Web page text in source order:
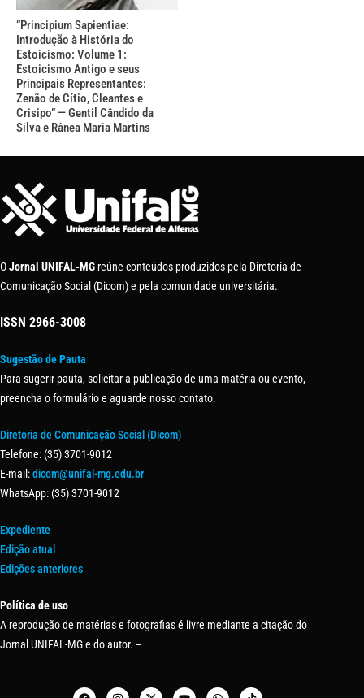
“Principium Sapientiae:
Introdução à História do
Estoicismo: Volume 1:
Estoicismo Antigo e seus
Principais Representantes:
Zenão de Cítio, Cleantes e
Crisipo” — Gentil Cândido da
Silva e Rânea Maria Martins
OJornal UNIFAL-MG reúne conteúdos produzidos pela Diretoria de
Comunicação Social (Dicom) e pela comunidade universitária.
ISSN 2966-3008
Sugestão de Pauta
Para sugerir pauta, solicitar a publicação de uma matéria ou evento,
preencha o formulário e aguarde nosso contato.
Diretoria de Comunicação Social (Dicom)
Telefone: (35) 3701-9012
E-mail:dicom@unifal-mg.edu.br
WhatsApp: (35) 3701-9012
Expediente
Edição atual
Edições anteriores
Política de uso
A reprodução de matérias e fotografias é livre mediante a citação do
Jornal UNIFAL-MG e do autor. –